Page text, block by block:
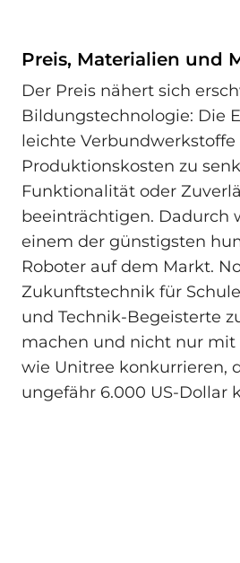
Preis, Materialien und
Der Preis nähert sich
Bildungstechnologie: Die
leichte Verbundwerkstoffe
Produktionskosten zu
Funktionalität oder
beeinträchtigen. Dadurch
einem der günstigsten
Roboter auf dem Markt.
Zukunftstechnik für
und Technik-Begeisterte
machen und nicht nur mit
wie Unitree konkurrieren,
ungefähr 6.000 US-Dollar